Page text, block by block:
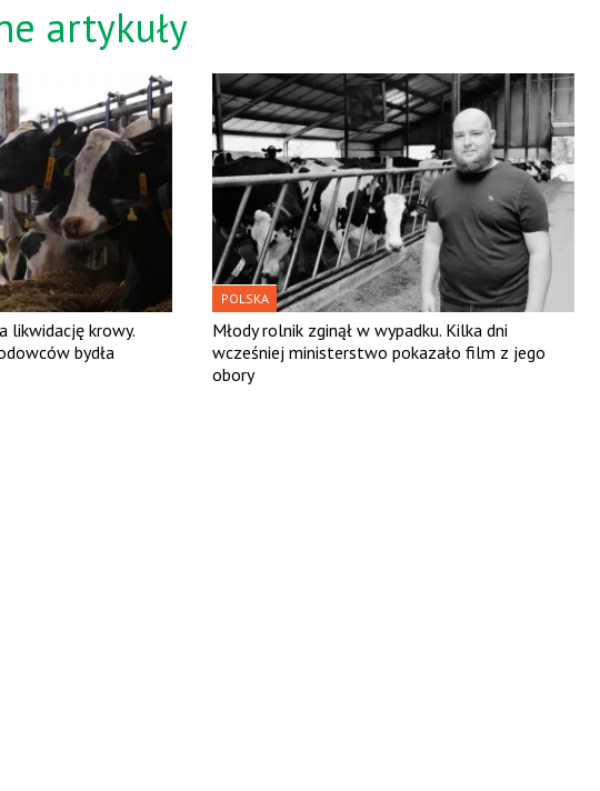
artykuły
likwidację krowy.
bydła
POLSKA
Młody rolnik zginął w wypadku. Kilka dni
wcześniej ministerstwo pokazało film z jego
obory